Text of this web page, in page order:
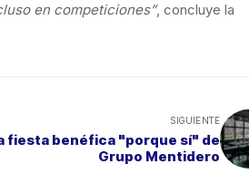
en competiciones”, concluye la
SIGUIENTE
fiesta benéfica "porque sí" de
Grupo Mentidero